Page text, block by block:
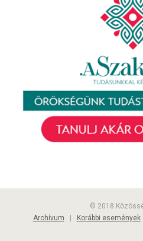
© 2018
Archívum
Korábbi események